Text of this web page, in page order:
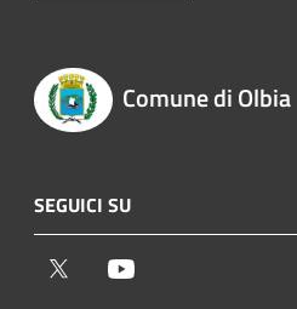
Comune di Olbia
SEGUICI SU
Twitter